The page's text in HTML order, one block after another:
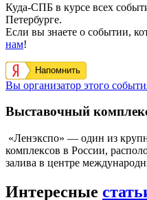
Куда-СПБ в курсе всех
Петербурге.
Если вы знаете о событии,
нам!
Напомнить
Вы организатор этого
Выставочный
«Ленэкспо» — один из
комплексов в России,
залива в центре
Интересные